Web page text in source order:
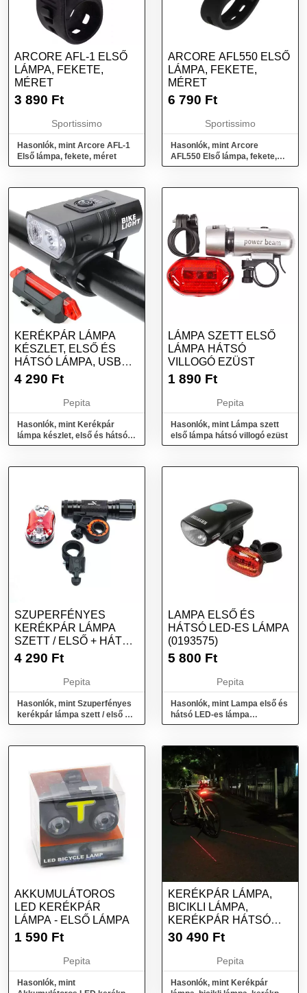
ARCORE AFL-1 ELSŐ
LÁMPA, FEKETE,
MÉRET
3 890 Ft
Sportissimo
Hasonlók, mint Arcore AFL-1
Első lámpa, fekete, méret
ARCORE AFL550 ELSŐ
LÁMPA, FEKETE,
MÉRET
6 790 Ft
Sportissimo
Hasonlók, mint Arcore
AFL550 Első lámpa, fekete,
méret
KERÉKPÁR LÁMPA
KÉSZLET, ELSŐ ÉS
HÁTSÓ LÁMPA, USB
TÖLTÉS, FEKETE
4 290 Ft
Pepita
Hasonlók, mint Kerékpár
lámpa készlet, első és hátsó
lámpa, USB töltés, fekete
LÁMPA SZETT ELSŐ
LÁMPA HÁTSÓ
VILLOGÓ EZÜST
1 890 Ft
Pepita
Hasonlók, mint Lámpa szett
első lámpa hátsó villogó ezüst
SZUPERFÉNYES
KERÉKPÁR LÁMPA
SZETT / ELSŐ + HÁTSÓ
LÁMPA
4 290 Ft
Pepita
Hasonlók, mint Szuperfényes
kerékpár lámpa szett / első +
hátsó lámpa
LAMPA ELSŐ ÉS
HÁTSÓ LED-ES LÁMPA
(0193575)
5 800 Ft
Pepita
Hasonlók, mint Lampa első és
hátsó LED-es lámpa
(0193575)
AKKUMULÁTOROS
LED KERÉKPÁR
LÁMPA - ELSŐ LÁMPA
1 590 Ft
Pepita
Hasonlók, mint
KERÉKPÁR LÁMPA,
BICIKLI LÁMPA,
KERÉKPÁR HÁTSÓ
LÁMPA INDEXES
30 490 Ft
Pepita
Hasonlók, mint Kerékpár